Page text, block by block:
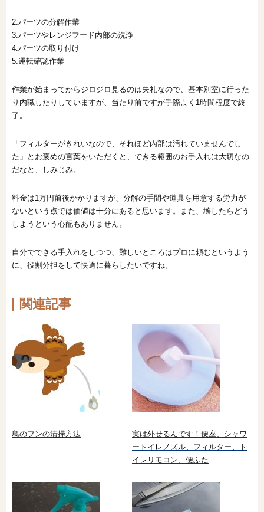
2.パーツの分解作業
3.パーツやレンジフード内部の洗浄
4.パーツの取り付け
5.運転確認作業
作業が始まってからジロジロ見るのは失礼なので、基本別室に行った
り内職したりしていますが、当たり前ですが手際よく1時間程度で終
了。
「フィルターがきれいなので、それほど内部は汚れていませんでし
た」とお褒めの言葉をいただくと、できる範囲のお手入れは大切なの
だなと、しみじみ。
料金は1万円前後かかりますが、分解の手間や道具を用意する労力が
ないという点では価値は十分にあると思います。また、壊したらどう
しようという心配もありません。
自分でできる手入れをしつつ、難しいところはプロに頼むというよう
に、役割分担をして快適に暮らしたいですね。
関連記事
鳥のフンの清掃方法
実は外せるんです！便座、シャワ
ートイレノズル、フィルター、ト
イレリモコン、便ふた